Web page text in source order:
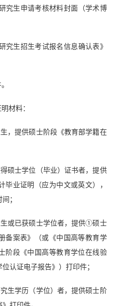
究生申请考核材料封面（学术博
究生招生考试报名信息确认表》
材料：
，提供硕士阶段《教育部学籍在
硕士学位（毕业）证书者，提供
业证明（应为中文或英文），
；
生或已获硕士学位者，提供①硕士
备案表》（或《中国高等教育学
阶段《中国高等教育学位在线验
认证电子报告》）打印件；
生学历（学位）者，提供硕士阶